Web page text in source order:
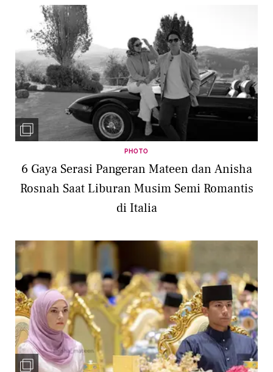
PHOTO
6 Gaya Serasi Pangeran Mateen dan Anisha
Rosnah Saat Liburan Musim Semi Romantis
di Italia